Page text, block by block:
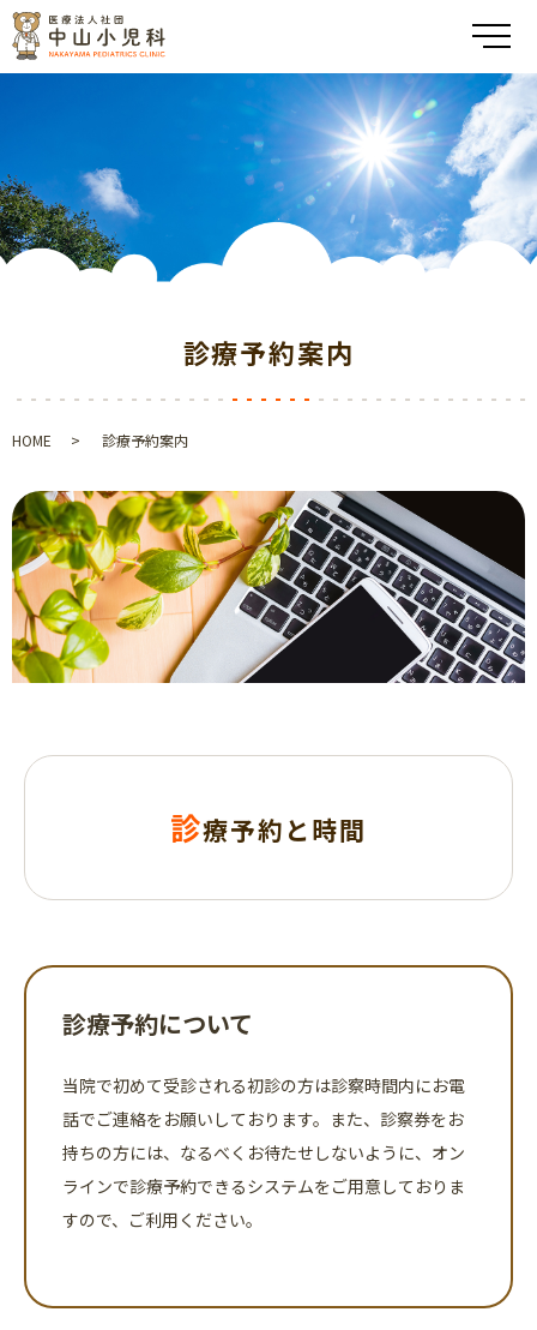
メ
診療予約案内
HOME 診療予約案内
診療予約と時間
診療予約について
当院で初めて受診される初診の方は診察時間内にお電
話でご連絡をお願いしております。また、診察券をお
持ちの方には、なるべくお待たせしないように、オン
ラインで診療予約できるシステムをご用意しておりま
すので、ご利用ください。